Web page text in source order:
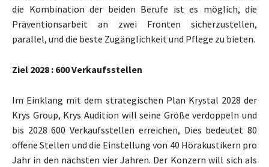
die Kombination der beiden Berufe ist es möglich, die
Präventionsarbeit an zwei Fronten sicherzustellen,
parallel, und die beste Zugänglichkeit und Pflege zu bieten.
Ziel 2028 : 600 Verkaufsstellen
Im Einklang mit dem strategischen Plan Krystal 2028 der
Krys Group, Krys Audition will seine Größe verdoppeln und
bis 2028 600 Verkaufsstellen erreichen, Dies bedeutet 80
offene Stellen und die Einstellung von 40 Hörakustikern pro
Jahr in den nächsten vier Jahren. Der Konzern will sich als